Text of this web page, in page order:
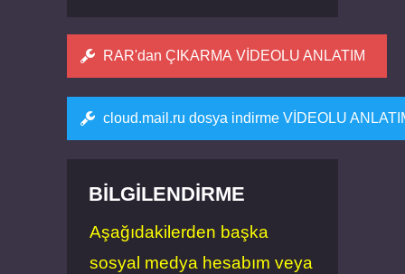
RAR'dan ÇIKARMA VİDEOLU ANLATIM
cloud.mail.ru dosya indirme VİDEOLU
BILGILENDIRME
Aşağıdakilerden başka
sosyal medya hesabım veya